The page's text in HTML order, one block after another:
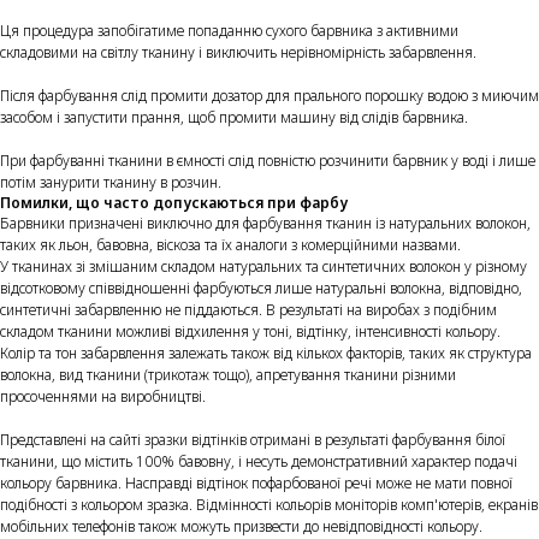
Ця процедура запобігатиме попаданню сухого барвника з активними
складовими на світлу тканину і виключить нерівномірність забарвлення.
Після фарбування слід промити дозатор для прального порошку водою з миючим
засобом і запустити прання, щоб промити машину від слідів барвника.
При фарбуванні тканини в ємності слід повністю розчинити барвник у воді і лише
потім занурити тканину в розчин.
Помилки, що часто допускаються при фарбу
Барвники призначені виключно для фарбування тканин із натуральних волокон,
таких як льон, бавовна, віскоза та їх аналоги з комерційними назвами.
У тканинах зі змішаним складом натуральних та синтетичних волокон у різному
відсотковому співвідношенні фарбуються лише натуральні волокна, відповідно,
синтетичні забарвленню не піддаються. В результаті на виробах з подібним
складом тканини можливі відхилення у тоні, відтінку, інтенсивності кольору.
Колір та тон забарвлення залежать також від кількох факторів, таких як структура
волокна, вид тканини (трикотаж тощо), апретування тканини різними
просоченнями на виробництві.
Представлені на сайті зразки відтінків отримані в результаті фарбування білої
тканини, що містить 100% бавовну, і несуть демонстративний характер подачі
кольору барвника. Насправді відтінок пофарбованої речі може не мати повної
подібності з кольором зразка. Відмінності кольорів моніторів комп'ютерів, екранів
мобільних телефонів також можуть призвести до невідповідності кольору.